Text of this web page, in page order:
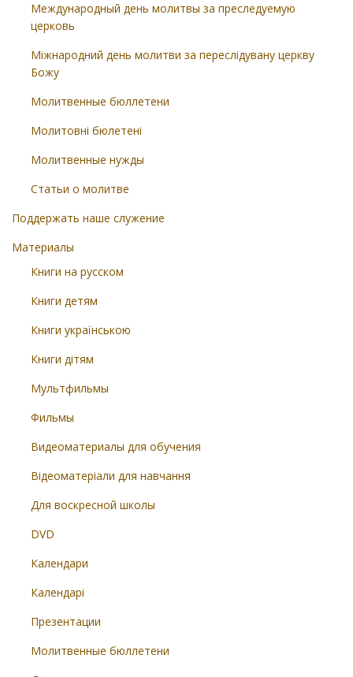
Международный день молитвы за преследуемую
церковь
Міжнародний день молитви за переслідувану церкву
Божу
Молитвенные бюллетени
Молитовні бюлетені
Молитвенные нужды
Статьи о молитве
Поддержать наше служение
Материалы
Книги на русском
Книги детям
Книги українською
Книги дітям
Мультфильмы
Фильмы
Видеоматериалы для обучения
Відеоматеріали для навчання
Для воскресной школы
DVD
Календари
Календарі
Презентации
Молитвенные бюллетени